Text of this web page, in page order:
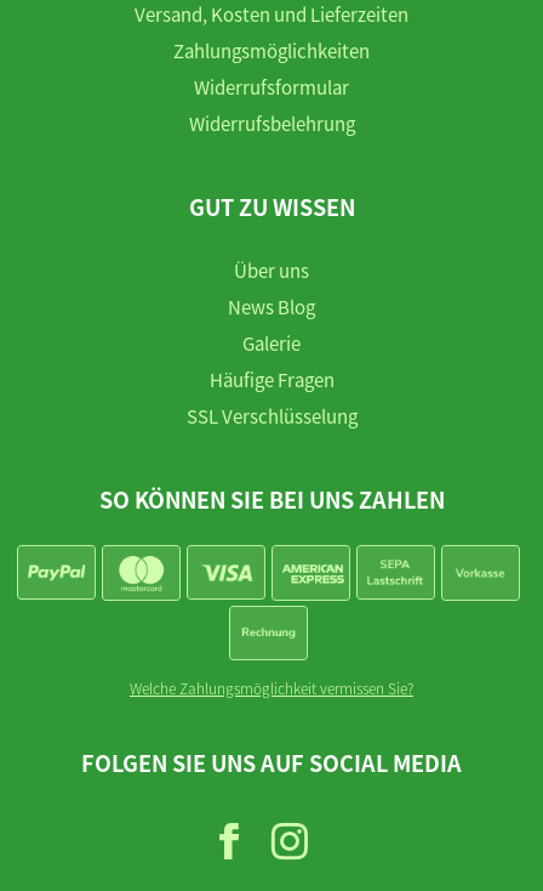
Versand, Kosten und Lieferzeiten
Zahlungsmöglichkeiten
Widerrufsformular
Widerrufsbelehrung
GUT ZU WISSEN
Über uns
News Blog
Galerie
Häufige Fragen
SSL Verschlüsselung
SO KÖNNEN SIE BEI UNS ZAHLEN
Welche Zahlungsmöglichkeit vermissen Sie?
FOLGEN SIE UNS AUF SOCIAL MEDIA